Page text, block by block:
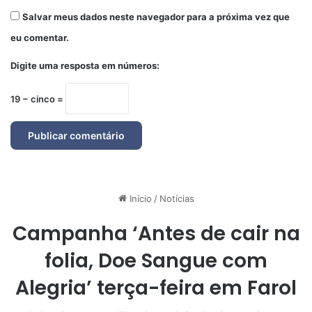
Salvar meus dados neste navegador para a próxima vez que
eu comentar.
Digite uma resposta em números:
19 − cinco =